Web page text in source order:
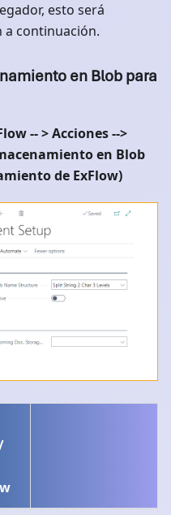
esto será
a continuación.
en Blob para
-- > Acciones -->
en Blob
de ExFlow)